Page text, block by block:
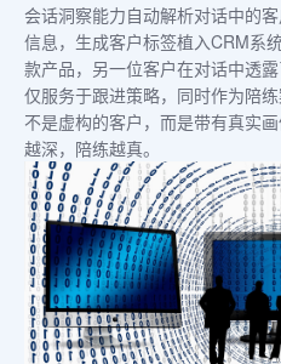
会话洞察能力自动解析对话中的
信息，生成客户标签植入CRM系
款产品，另一位客户在对话中透
仅服务于跟进策略，同时作为陪
不是虚构的客户，而是带有真实
越深，陪练越真。